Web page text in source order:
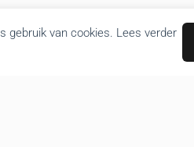
gebruik van cookies. Lees verder